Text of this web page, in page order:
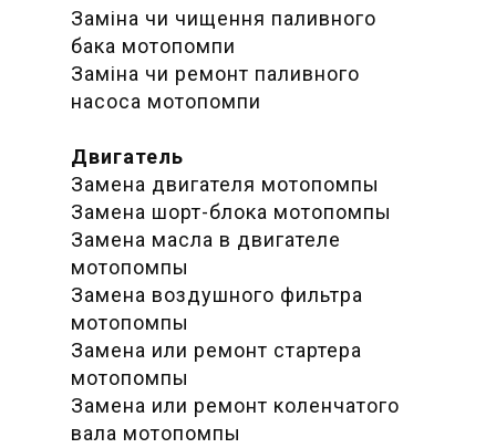
Заміна чи чищення паливного
бака мотопомпи
Заміна чи ремонт паливного
насоса мотопомпи
Двигатель
Замена двигателя мотопомпы
Замена шорт-блока мотопомпы
Замена масла в двигателе
мотопомпы
Замена воздушного фильтра
мотопомпы
Замена или ремонт стартера
мотопомпы
Замена или ремонт коленчатого
вала мотопомпы